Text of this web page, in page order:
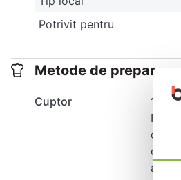
Potrivit pentru
Metode de preparare
Cuptor
11-
daca
a